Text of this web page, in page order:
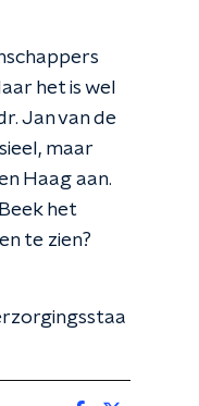
het is wel
Jan van de
maar
Haag aan.
het
te zien?